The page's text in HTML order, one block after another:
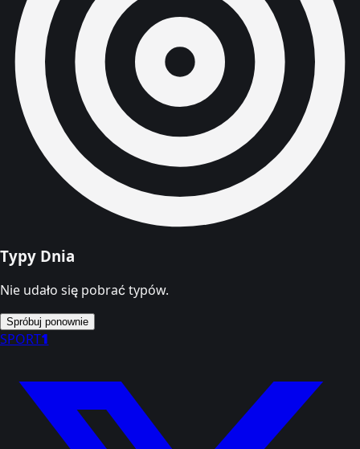
Typy Dnia
Nie udało się pobrać typów.
Spróbuj ponownie
SPORT1